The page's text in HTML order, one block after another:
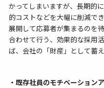
かってしまいますが、長期的
的コストなどを大幅に削減で
展開して応募者が集まるのを
合わせて行う、効果的な採用
ば、会社の「財産」として蓄
・既存社員のモチベーション